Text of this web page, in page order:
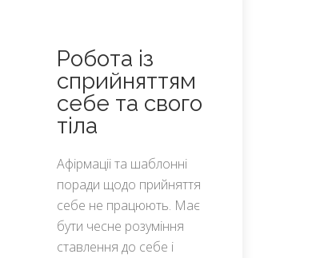
Робота із
сприйняттям
себе та свого
тіла
Афірмаціі та шаблонні
поради щодо прийняття
себе не працюють. Має
бути чесне розуміння
ставлення до себе і